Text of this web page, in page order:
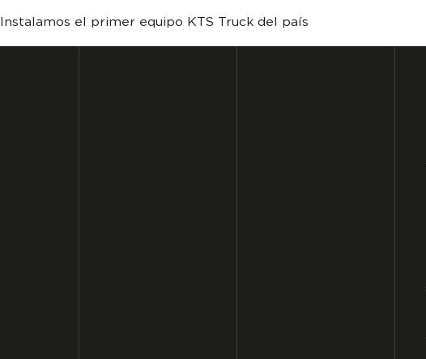
Instalamos el primer equipo KTS Truck del país